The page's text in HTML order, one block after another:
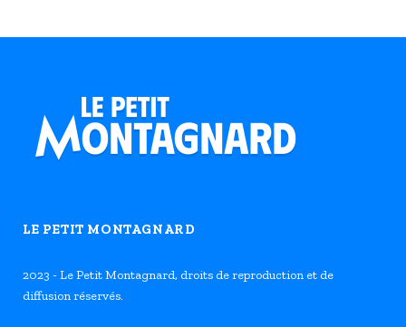
LE PETIT MONTAGNARD
2023 - Le Petit Montagnard, droits de reproduction et de
diffusion réservés.